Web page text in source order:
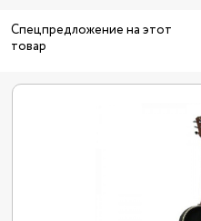
Спецпредложение на этот
товар